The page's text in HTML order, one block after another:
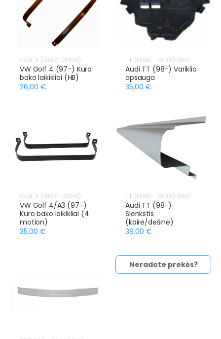
Golf 4 (1997- 2006)
VW Golf 4 (97-) Kuro
bako laikikliai (HB)
26,00 €
TT (1998- 2006) 8N3
Audi TT (98-) Variklio
apsauga
35,00 €
Golf 4 (1997- 2006)
VW Golf 4/A3 (97-)
Kuro bako laikikliai (4
motion)
35,00 €
TT (1998- 2006) 8N3
Audi TT (98-)
Slenkstis
(kairė/dešinė)
39,00 €
Neradote prekės?